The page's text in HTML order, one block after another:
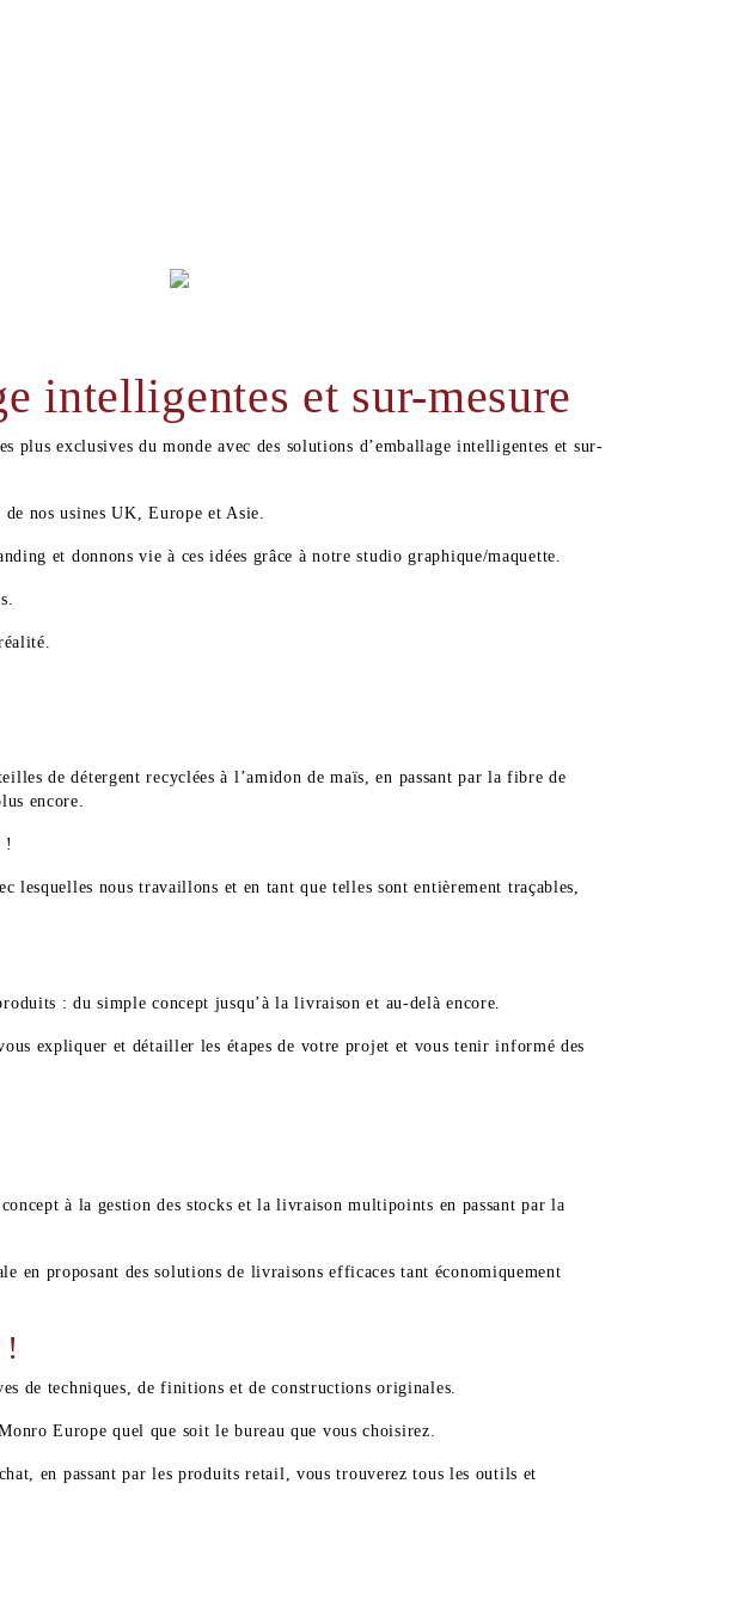
intelligentes et sur-mesure
plus exclusives du monde avec des solutions d’emballage intelligentes et sur-
nos usines UK, Europe et Asie.
et donnons vie à ces idées grâce à notre studio graphique/maquette.
de détergent recyclées à l’amidon de maïs, en passant par la fibre de
encore.
!
lesquelles nous travaillons et en tant que telles sont entièrement traçables,
: du simple concept jusqu’à la livraison et au-delà encore.
expliquer et détailler les étapes de votre projet et vous tenir informé des
à la gestion des stocks et la livraison multipoints en passant par la
en proposant des solutions de livraisons efficaces tant économiquement
!
de techniques, de finitions et de constructions originales.
Europe quel que soit le bureau que vous choisirez.
en passant par les produits retail, vous trouverez tous les outils et